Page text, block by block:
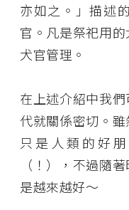
亦如之。」描述
官。凡是祭祀用
犬官管理。
在上述介紹中我
代就關係密切。
只是人類的好
（！），不過隨
是越來越好～